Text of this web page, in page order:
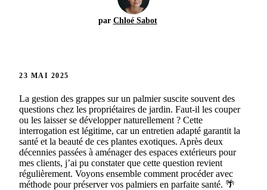
par Chloé Sabot
23 MAI 2025
La gestion des grappes sur un palmier suscite souvent des
questions chez les propriétaires de jardin. Faut-il les couper
ou les laisser se développer naturellement ? Cette
interrogation est légitime, car un entretien adapté garantit la
santé et la beauté de ces plantes exotiques. Après deux
décennies passées à aménager des espaces extérieurs pour
mes clients, j’ai pu constater que cette question revient
régulièrement. Voyons ensemble comment procéder avec
méthode pour préserver vos palmiers en parfaite santé. 🌴